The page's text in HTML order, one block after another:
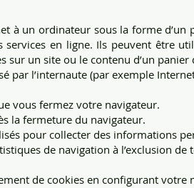
à un ordinateur sous la forme d’un
en ligne. Ils peuvent être
un site ou le contenu d’un panier
par l’internaute (par exemple
vous fermez votre navigateur.
la fermeture du navigateur.
pour collecter des informations
de navigation à l’exclusion
de cookies en configurant votre